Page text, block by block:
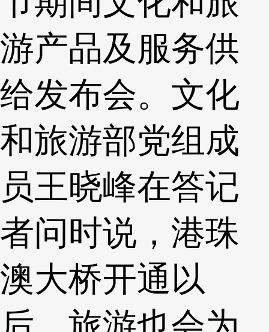
游产品及服务供
给发布会。文化
和旅游部党组成
员王晓峰在答记
者问时说，港珠
澳大桥开通以